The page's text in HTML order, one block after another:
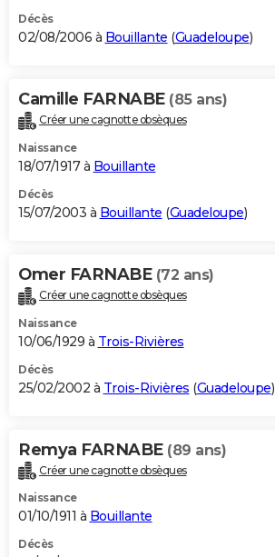
Décès
02/08/2006 à Bouillante (Guadeloupe)
Camille FARNABE (85 ans)
Créer une cagnotte obsèques
Naissance
18/07/1917 à Bouillante
Décès
15/07/2003 à Bouillante (Guadeloupe)
Omer FARNABE (72 ans)
Créer une cagnotte obsèques
Naissance
10/06/1929 à Trois-Rivières
Décès
25/02/2002 à Trois-Rivières (Guadeloupe)
Remya FARNABE (89 ans)
Créer une cagnotte obsèques
Naissance
01/10/1911 à Bouillante
Décès